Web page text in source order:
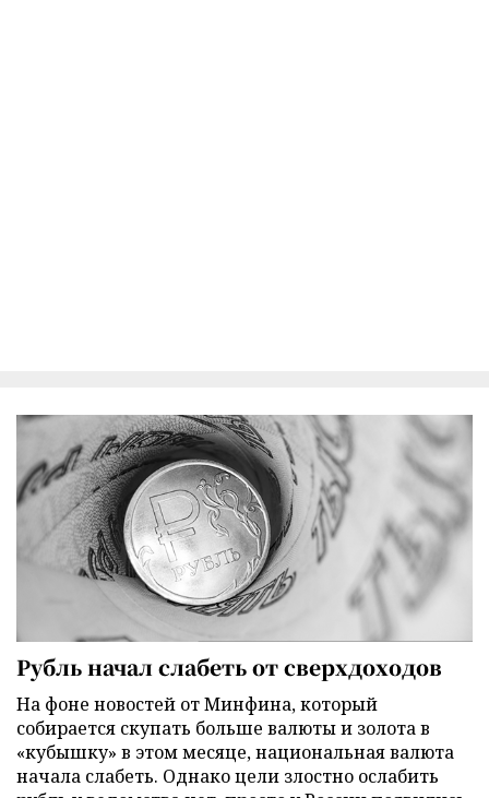
Рубль начал слабеть от сверхдоходов
На фоне новостей от Минфина, который
собирается скупать больше валюты и золота в
«кубышку» в этом месяце, национальная валюта
начала слабеть. Однако цели злостно ослабить